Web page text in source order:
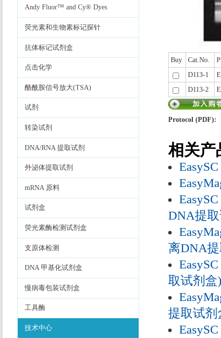
Andy Fluor™ and Cy® Dyes
荧光素和生物素标记探针
抗体标记试剂盒
点击化学
酪酰胺信号放大(TSA)
试剂
转染试剂
DNA/RNA 提取试剂
外泌体提取试剂
mRNA 原料
试剂盒
荧光素酶检测试剂盒
支原体检测
DNA 甲基化试剂盒
慢病毒包装试剂盒
工具酶
技术中心
Buy Cat.No.
D113-1
D113-2
Protocol (PDF):
相关产
DNA提
离DNA
取试剂盒
提取试剂